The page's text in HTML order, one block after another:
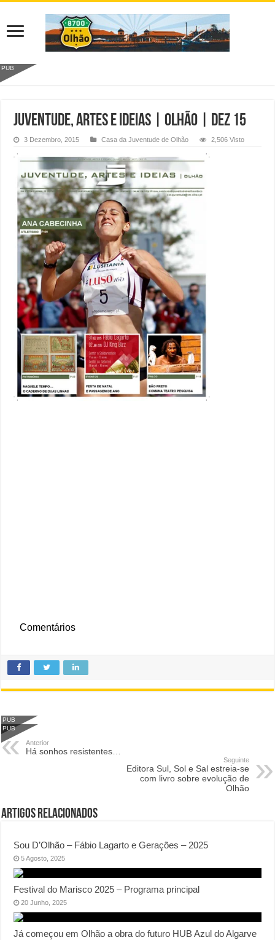
PUB
Juventude, Artes e Ideias | Olhão | DEZ 15
3 Dezembro, 2015 Casa da Juventude de Olhão 2,506 Visto
Comentários
PUB
PUB
Anterior
Há sonhos resistentes…
Seguinte
Editora Sul, Sol e Sal estreia-se
com livro sobre evolução de
Olhão
Artigos Relacionados
Sou D’Olhão – Fábio Lagarto e Gerações – 2025
5 Agosto, 2025
Festival do Marisco 2025 – Programa principal
20 Junho, 2025
Já começou em Olhão a obra do futuro HUB Azul do Algarve